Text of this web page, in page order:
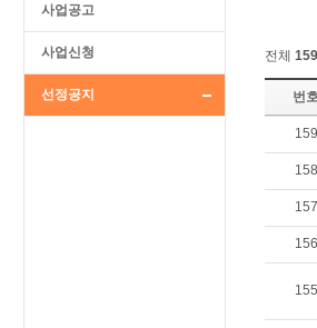
사업공고
사업신청
선정공지
전체 159
번
159
158
157
156
155